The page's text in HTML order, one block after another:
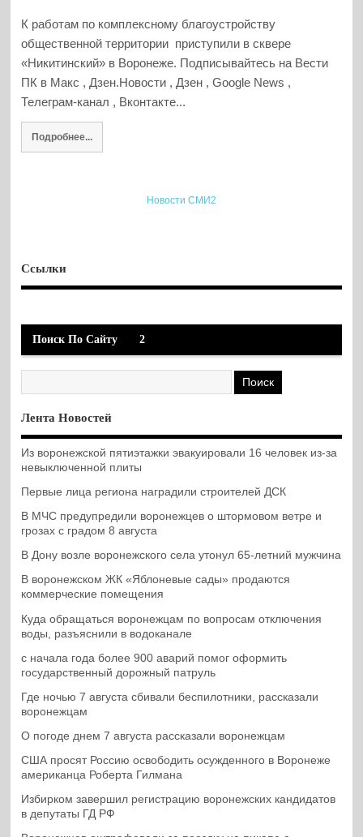
К работам по комплексному благоустройству
общественной территории приступили в сквере
«Никитинский» в Воронеже. Подписывайтесь на Вести
ПК в Макс , Дзен.Новости , Дзен , Google News ,
Телеграм-канал , Вконтакте...
Подробнее...
Новости СМИ2
Ссылки
Поиск По Сайту 2
Лента Новостей
Из воронежской пятиэтажки эвакуировали 16 человек из-за
невыключенной плиты
Первые лица региона наградили строителей ДСК
В МЧС предупредили воронежцев о штормовом ветре и
грозах с градом 8 августа
В Дону возле воронежского села утонул 65-летний мужчина
В воронежском ЖК «Яблоневые сады» продаются
коммерческие помещения
Куда обращаться воронежцам по вопросам отключения
воды, разъяснили в водоканале
с начала года более 900 аварий помог оформить
государственный дорожный патруль
Где ночью 7 августа сбивали беспилотники, рассказали
воронежцам
О погоде днем 7 августа рассказали воронежцам
США просят Россию освободить осужденного в Воронеже
американца Роберта Гилмана
Избирком завершил регистрацию воронежских кандидатов
в депутаты ГД РФ